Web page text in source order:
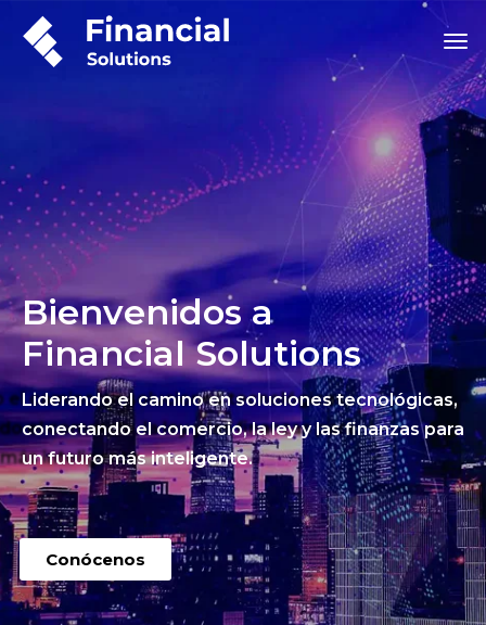
Bienvenidos a
Financial Solutions
Liderando el camino en soluciones tecnológicas,
conectando el comercio, la ley y las finanzas para
un futuro más inteligente.
Conócenos